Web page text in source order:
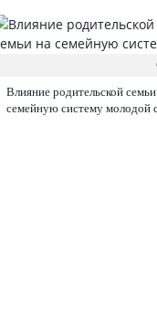
Влияние родительской
семейную систему молодой